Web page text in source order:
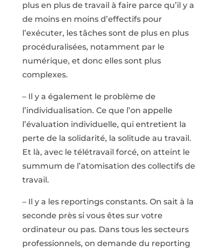
plus en plus de travail à faire parce qu’il y a
de moins en moins d’effectifs pour
l’exécuter, les tâches sont de plus en plus
procéduralisées, notamment par le
numérique, et donc elles sont plus
complexes.
– Il y a également le problème de
l’individualisation. Ce que l’on appelle
l’évaluation individuelle, qui entretient la
perte de la solidarité, la solitude au travail.
Et là, avec le télétravail forcé, on atteint le
summum de l’atomisation des collectifs de
travail.
– Il y a les reportings constants. On sait à la
seconde près si vous êtes sur votre
ordinateur ou pas. Dans tous les secteurs
professionnels, on demande du reporting